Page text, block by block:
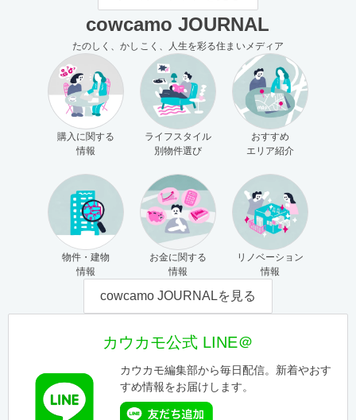
cowcamo JOURNAL
たのしく、かしこく、人生を彩る住まいメディア
購入に関する
情報
ライフスタイル
別物件選び
おすすめ
エリア紹介
物件・建物
情報
お金に関する
情報
リノベーション
情報
cowcamo JOURNALを見る
カウカモ公式 LINE＠
カウカモ編集部から毎日配信。新着やおす
すめ情報をお届けします。